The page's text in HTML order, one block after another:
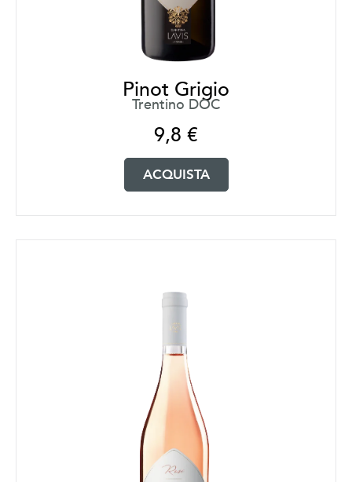
Pinot Grigio
Trentino DOC
9,8 €
ACQUISTA